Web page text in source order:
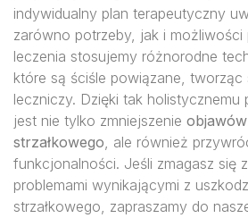
indywidualny plan terapeutyczny
zarówno potrzeby, jak i możliwości
leczenia stosujemy różnorodne
które są ściśle powiązane,
leczniczy. Dzięki tak holistycznemu
jest nie tylko zmniejszenie
strzałkowego, ale również
funkcjonalności. Jeśli zmagasz się
problemami wynikającymi z
strzałkowego, zapraszamy do